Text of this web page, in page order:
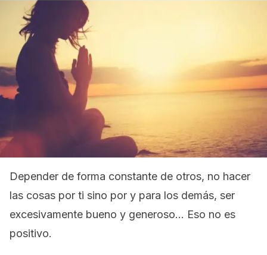
Depender de forma constante de otros, no hacer
las cosas por ti sino por y para los demás, ser
excesivamente bueno y generoso… Eso no es
positivo.